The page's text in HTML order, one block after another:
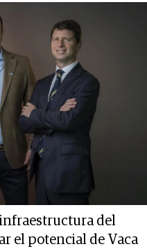
del
el potencial de Vaca